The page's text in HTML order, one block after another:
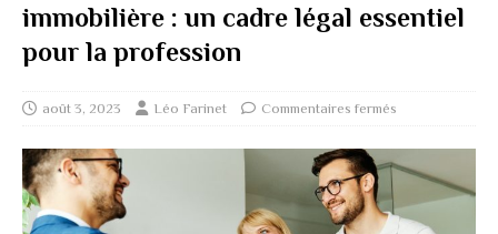
immobilière : un cadre légal essentiel
pour la profession
août 3, 2023 Léo Farinet Commentaires fermés